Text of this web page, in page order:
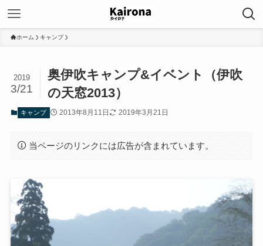
ホーム キャンプ
奥伊吹キャンプ&イベント（伊吹
の天窓2013）
2019
3/21
キャンプ 2013年8月11日 2019年3月21日
当ページのリンクには広告が含まれています。